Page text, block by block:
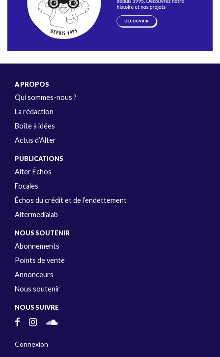
A PROPOS
Qui sommes-nous ?
La rédaction
Boîte à idées
Actus d’Alter
PUBLICATIONS
Alter Échos
Focales
Échos du crédit et de l’endettement
Altermedialab
NOUS SOUTENIR
Abonnements
Points de vente
Annonceurs
Nous soutenir
NOUS SUIVRE
Connexion